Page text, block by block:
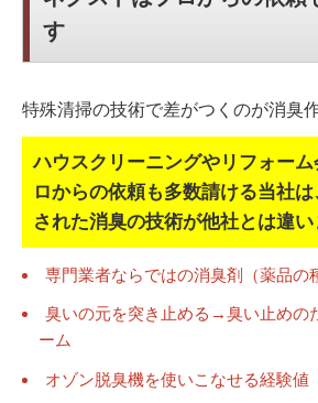
す
特殊清掃の技術で差がつくのが消臭
ハウスクリーニングやリフォー
ロからの依頼も多数請ける当社は
された消臭の技術が他社とは違い
専門業者ならではの消臭剤（薬品の
臭いの元を突き止める→臭い止めの
ーム
オゾン脱臭機を使いこなせる経験値